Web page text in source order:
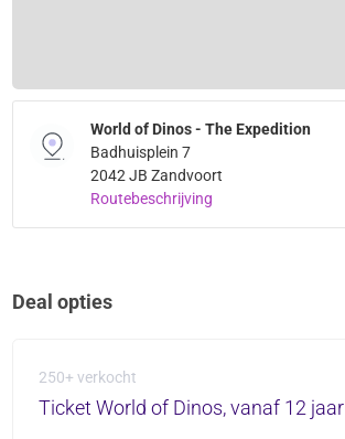
World of Dinos - The Expedition
Badhuisplein 7
2042 JB Zandvoort
Routebeschrijving
Deal opties
250+ verkocht
Ticket World of Dinos, vanaf 12 jaar